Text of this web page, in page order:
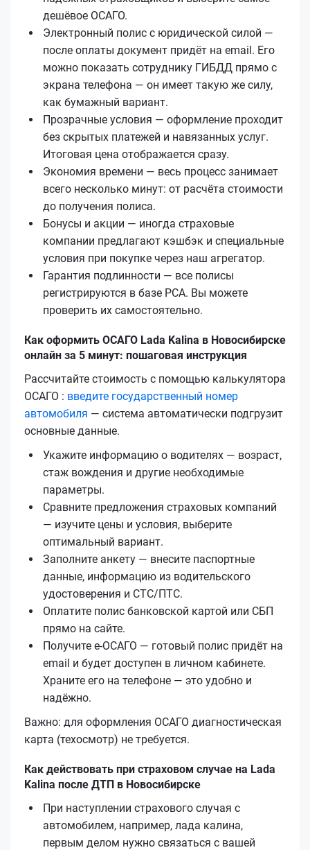
дешёвое ОСАГО.
Электронный полис с юридической силой —
после оплаты документ придёт на email. Его
можно показать сотруднику ГИБДД прямо с
экрана телефона — он имеет такую же силу,
как бумажный вариант.
Прозрачные условия — оформление проходит
без скрытых платежей и навязанных услуг.
Итоговая цена отображается сразу.
Экономия времени — весь процесс занимает
всего несколько минут: от расчёта стоимости
до получения полиса.
Бонусы и акции — иногда страховые
компании предлагают кэшбэк и специальные
условия при покупке через наш агрегатор.
Гарантия подлинности — все полисы
регистрируются в базе РСА. Вы можете
проверить их самостоятельно.
Как оформить ОСАГО Lada Kalina в Новосибирске
онлайн за 5 минут: пошаговая инструкция
Рассчитайте стоимость с помощью калькулятора
ОСАГО : введите государственный номер
автомобиля — система автоматически подгрузит
основные данные.
Укажите информацию о водителях — возраст,
стаж вождения и другие необходимые
параметры.
Сравните предложения страховых компаний
— изучите цены и условия, выберите
оптимальный вариант.
Заполните анкету — внесите паспортные
данные, информацию из водительского
удостоверения и СТС/ПТС.
Оплатите полис банковской картой или СБП
прямо на сайте.
Получите е‑ОСАГО — готовый полис придёт на
email и будет доступен в личном кабинете.
Храните его на телефоне — это удобно и
надёжно.
Важно: для оформления ОСАГО диагностическая
карта (техосмотр) не требуется.
Как действовать при страховом случае на Lada
Kalina после ДТП в Новосибирске
При наступлении страхового случая с
автомобилем, например, лада калина,
первым делом нужно связаться с вашей